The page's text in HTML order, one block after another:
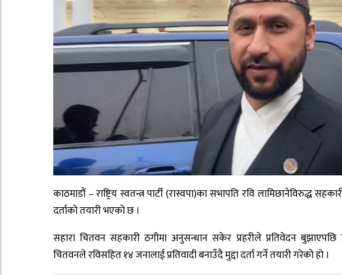
काठमाडौं – राष्ट्रिय स्वतन्त्र पार्टी (रास्वपा)का सभापति रवि लामिछानेविरुद्ध
दर्ताको तयारी भएको छ ।
सहारा चितवन सहकारी ठगीमा अनुसन्धान सकेर प्रहरीले प्रतिवेदन
चितवनले रविसहित १४ जनालाई प्रतिवादी बनाउँदै मुद्दा दर्ता गर्ने तयारी गरेको हो ।